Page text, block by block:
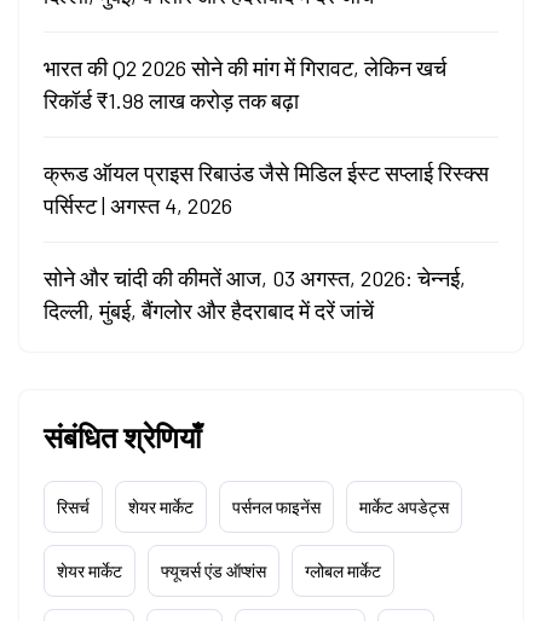
भारत की Q2 2026 सोने की मांग में गिरावट, लेकिन खर्च
रिकॉर्ड ₹1.98 लाख करोड़ तक बढ़ा
क्रूड ऑयल प्राइस रिबाउंड जैसे मिडिल ईस्ट सप्लाई रिस्क्स
पर्सिस्ट | अगस्त 4, 2026
सोने और चांदी की कीमतें आज, 03 अगस्त, 2026: चेन्नई,
दिल्ली, मुंबई, बैंगलोर और हैदराबाद में दरें जांचें
संबंधित श्रेणियाँ
रिसर्च शेयर मार्केट पर्सनल फाइनेंस मार्केट अपडेट्स
शेयर मार्केट फ्यूचर्स एंड ऑप्शंस ग्लोबल मार्केट